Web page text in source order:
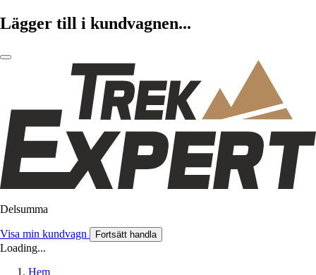
Lägger till i kundvagnen...
Delsumma
Visa min kundvagn Fortsätt handla
Loading...
Hem